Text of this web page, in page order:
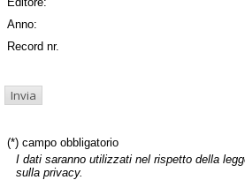
Anno:
Record nr.
(*) campo obbligatorio
I dati saranno utilizzati nel rispetto della
sulla privacy.